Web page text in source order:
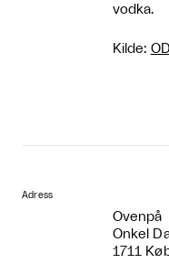
vodka.
Kilde:
Adress
Ovenpå
Onkel
1711